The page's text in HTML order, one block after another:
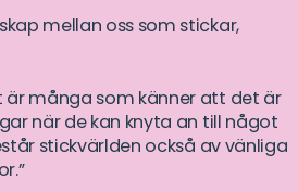
mellan oss som stickar,
är många som känner att det är
när de kan knyta an till något
stickvärlden också av vänliga